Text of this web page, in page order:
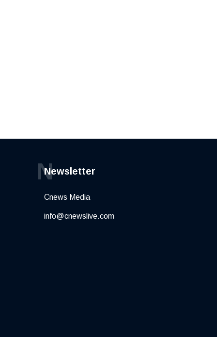
Newsletter
N
Cnews Media
info@cnewslive.com